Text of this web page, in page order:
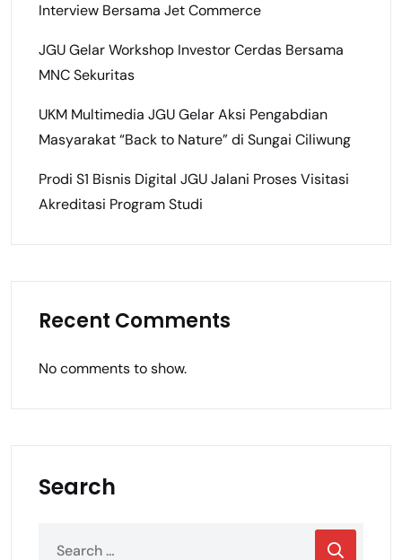
Interview Bersama Jet Commerce
JGU Gelar Workshop Investor Cerdas Bersama
MNC Sekuritas
UKM Multimedia JGU Gelar Aksi Pengabdian
Masyarakat “Back to Nature” di Sungai Ciliwung
Prodi S1 Bisnis Digital JGU Jalani Proses Visitasi
Akreditasi Program Studi
Recent Comments
No comments to show.
Search